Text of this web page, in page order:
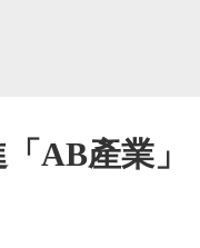
AB產業」